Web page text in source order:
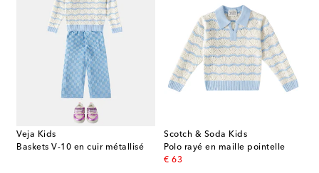
Veja Kids
Baskets V-10 en cuir métallisé
Scotch & Soda Kids
Polo rayé en maille pointelle
€ 63
original price